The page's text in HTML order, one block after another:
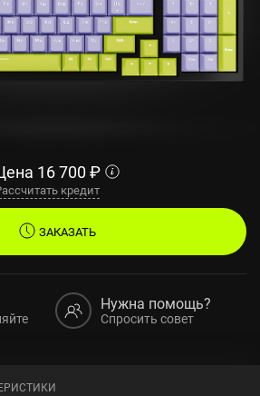
16 700 ₽
кредит
ЗАКАЗАТЬ
Нужна помощь?
Спросить совет